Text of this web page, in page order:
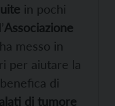
in pochi
Associazione
ha messo in
per aiutare la
di
di tumore